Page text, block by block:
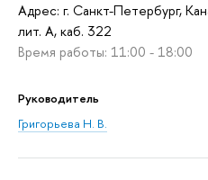
Адрес: г. Санкт-Петербург,
лит. А, каб. 322
Время работы: 11:00 - 18:00
Руководитель
Григорьева Н. В.